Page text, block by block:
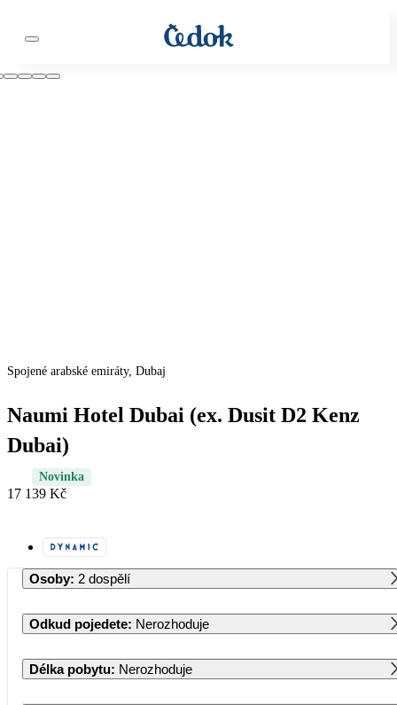
Spojené arabské emiráty, Dubaj
Naumi Hotel Dubai (ex. Dusit D2 Kenz
Dubai)
Novinka
17 139 Kč
Osoby: 2 dospělí
Odkud pojedete: Nerozhoduje
Délka pobytu: Nerozhoduje